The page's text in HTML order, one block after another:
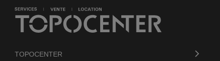
TOPOCENTER